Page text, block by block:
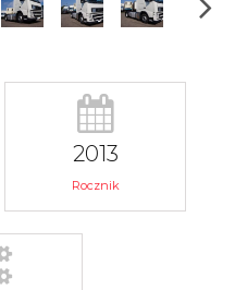
2013
Rocznik